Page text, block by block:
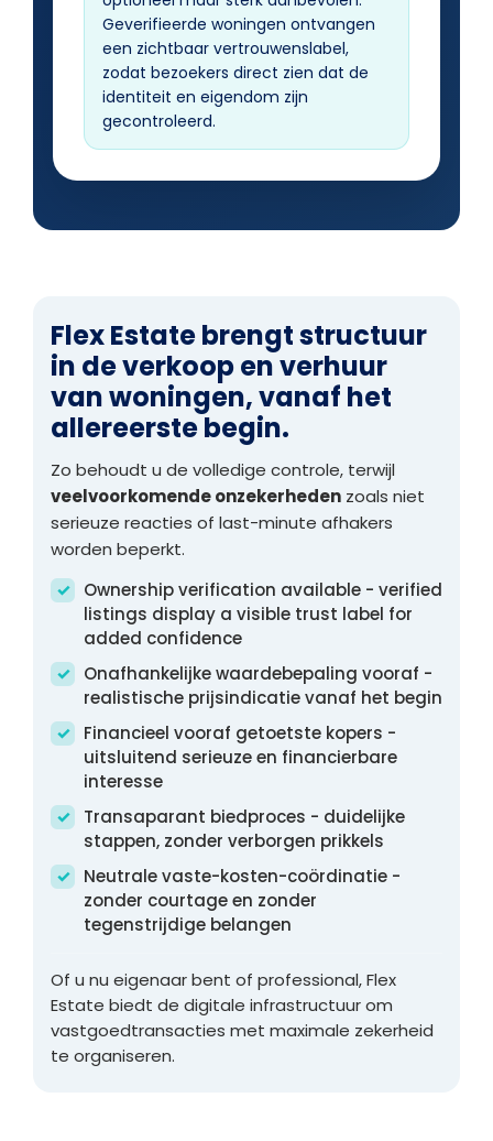
Geverifieerde woningen ontvangen
een zichtbaar vertrouwenslabel,
zodat bezoekers direct zien dat de
identiteit en eigendom zijn
gecontroleerd.
Flex Estate brengt structuur
in de verkoop en verhuur
van woningen, vanaf het
allereerste begin.
Zo behoudt u de volledige controle, terwijl
veelvoorkomende onzekerheden zoals niet
serieuze reacties of last-minute afhakers
worden beperkt.
Ownership verification available - verified
listings display a visible trust label for
added confidence
Onafhankelijke waardebepaling vooraf -
realistische prijsindicatie vanaf het begin
Financieel vooraf getoetste kopers -
uitsluitend serieuze en financierbare
interesse
Transaparant biedproces - duidelijke
stappen, zonder verborgen prikkels
Neutrale vaste-kosten-coördinatie -
zonder courtage en zonder
tegenstrijdige belangen
Of u nu eigenaar bent of professional, Flex
Estate biedt de digitale infrastructuur om
vastgoedtransacties met maximale zekerheid
te organiseren.